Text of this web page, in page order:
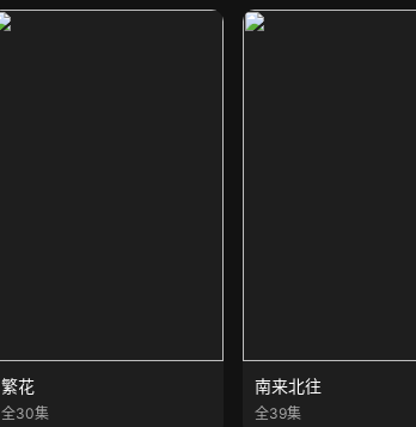
繁花
全30集
南来北往
全39集